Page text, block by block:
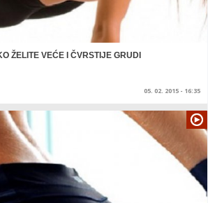
ŽELITE VEĆE I ČVRSTIJE GRUDI
05. 02. 2015 - 16:35